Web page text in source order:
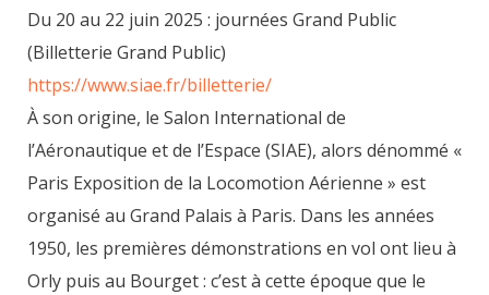
Du 20 au 22 juin 2025 : journées Grand Public
(Billetterie Grand Public)
https://www.siae.fr/billetterie/
À son origine, le Salon International de
l’Aéronautique et de l’Espace (SIAE), alors dénommé «
Paris Exposition de la Locomotion Aérienne » est
organisé au Grand Palais à Paris. Dans les années
1950, les premières démonstrations en vol ont lieu à
Orly puis au Bourget : c’est à cette époque que le